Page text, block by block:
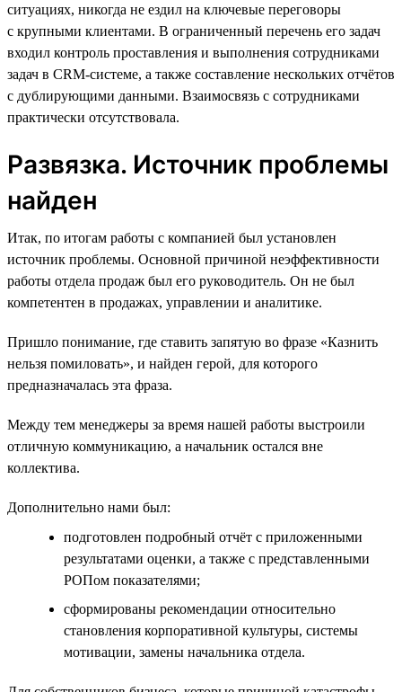
ситуациях, никогда не ездил на ключевые переговоры
с крупными клиентами. В ограниченный перечень его задач
входил контроль проставления и выполнения сотрудниками
задач в CRM-системе, а также составление нескольких отчётов
с дублирующими данными. Взаимосвязь с сотрудниками
практически отсутствовала.
Развязка. Источник проблемы
найден
Итак, по итогам работы с компанией был установлен
источник проблемы. Основной причиной неэффективности
работы отдела продаж был его руководитель. Он не был
компетентен в продажах, управлении и аналитике.
Пришло понимание, где ставить запятую во фразе «Казнить
нельзя помиловать», и найден герой, для которого
предназначалась эта фраза.
Между тем менеджеры за время нашей работы выстроили
отличную коммуникацию, а начальник остался вне
коллектива.
Дополнительно нами был:
подготовлен подробный отчёт с приложенными
результатами оценки, а также с представленными
РОПом показателями;
сформированы рекомендации относительно
становления корпоративной культуры, системы
мотивации, замены начальника отдела.